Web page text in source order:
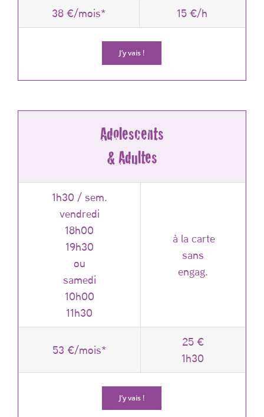
38 €/mois* 15 €/h
J’y vais !
Adolescents
& Adultes
1h30 / sem.
vendredi
18h00
19h30
ou
samedi
10h00
11h30
à la carte
sans
engag.
53 €/mois*
25 €
1h30
J’y vais !